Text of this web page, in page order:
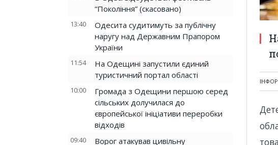
“Покоління” (скасовано)
13:40
Одесита судитимуть за публічну
наругу над Державним Прапором
України
11:54
На Одещині запустили єдиний
туристичний портал області
10:00
Громада з Одещини першою серед
сільських долучилася до
європейської ініціативи переробки
відходів
09:40
Ворог атакував цивільну